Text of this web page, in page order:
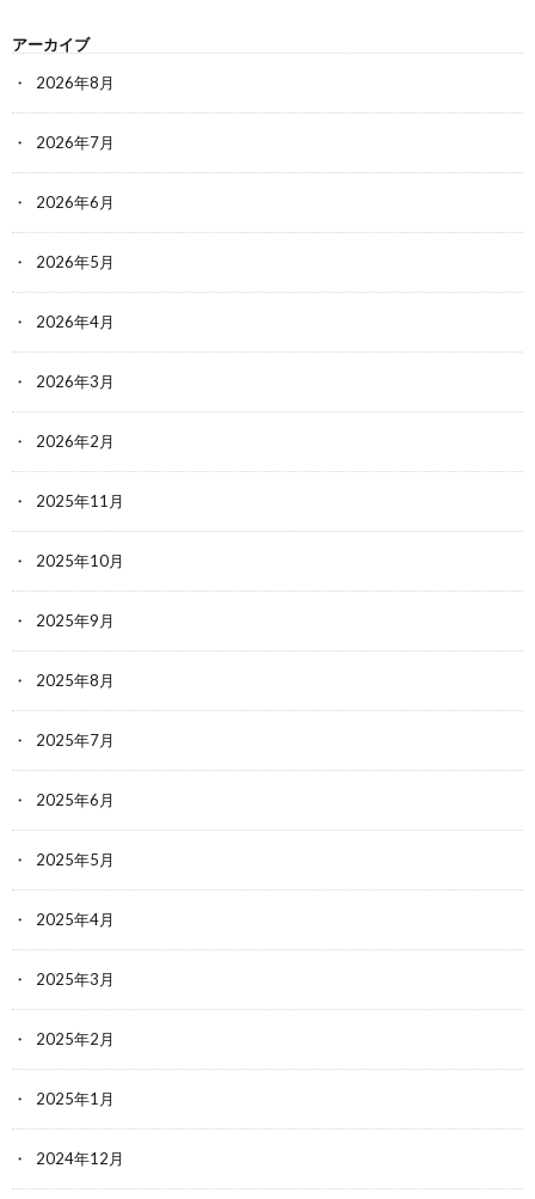
アーカイブ
2026年8月
2026年7月
2026年6月
2026年5月
2026年4月
2026年3月
2026年2月
2025年11月
2025年10月
2025年9月
2025年8月
2025年7月
2025年6月
2025年5月
2025年4月
2025年3月
2025年2月
2025年1月
2024年12月